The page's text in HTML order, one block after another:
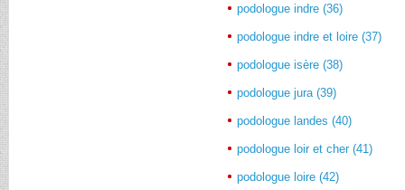
podologue indre (36)
podologue indre et loire (37)
podologue isère (38)
podologue jura (39)
podologue landes (40)
podologue loir et cher (41)
podologue loire (42)